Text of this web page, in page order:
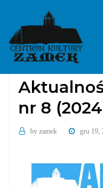
content
2024 Aktualności
nr 8
by zamek gru 19,